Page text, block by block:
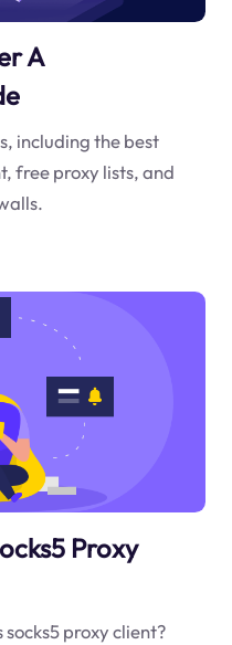
A
including the best
free proxy lists, and
Proxy
proxy client?